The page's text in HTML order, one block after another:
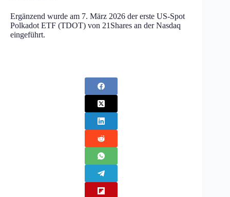
Ergänzend wurde am 7. März 2026 der erste US-Spot
Polkadot ETF (TDOT) von 21Shares an der Nasdaq
eingeführt.